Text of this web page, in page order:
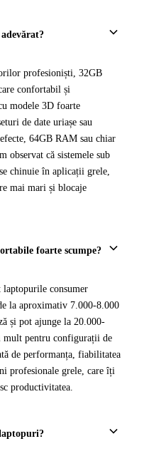
profesioniști, 32GB
confortabil și
modele 3D foarte
de date uriașe sau
64GB RAM sau chiar
că sistemele sub
chinuie în aplicații grele,
mai mari și blocaje
foarte scumpe?
laptopurile consumer
la aproximativ 7.000-8.000
și pot ajunge la 20.000-
mult pentru configurații de
de performanța, fiabilitatea
profesionale grele, care îți
productivitatea.